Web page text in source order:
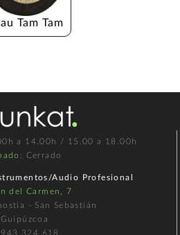
Tam Tam
a 14.00h / 15.00 a 18.00h
: Cerrado
Audio Profesional
del Carmen, 7
- San Sebastián
Guipúzcoa
943 324 618